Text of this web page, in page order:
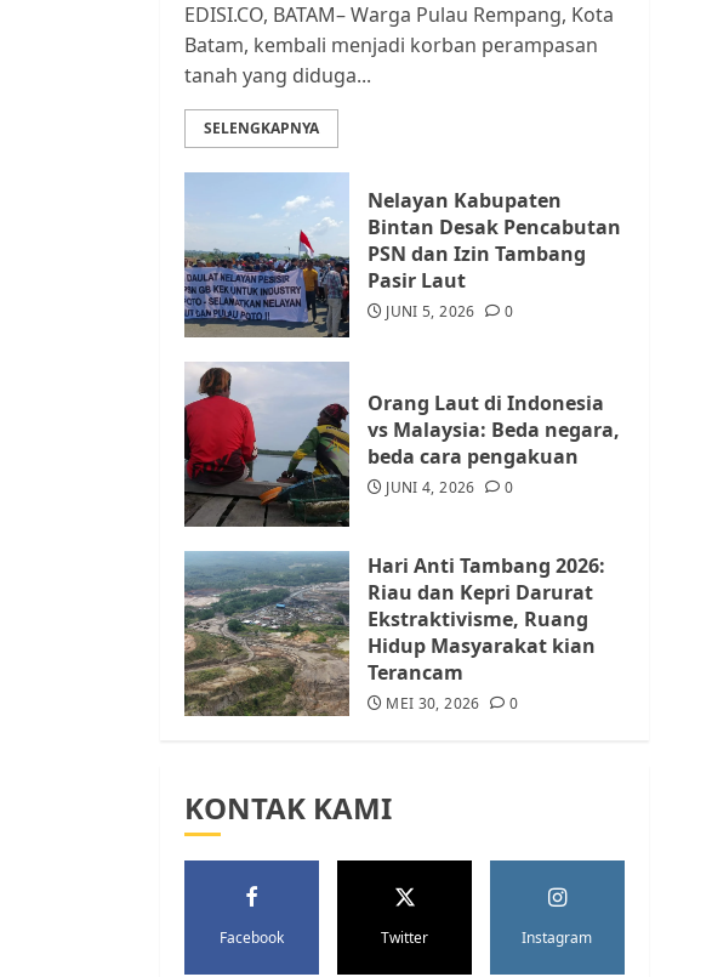
3
Datangi Pemko Batam,
Warga Rempang Protes
Lahan Mereka Diambil
4
Warga Rempang Ajukan
Audiensi dengan Wali
Kota Batam, Soroti
Aktivitas yang Resahkan
Warga
5
Tim Advokasi Desak BP
Batam Berhenti
Merampas Tanah Warga
Rempang
EDISI.CO, BATAM– Warga Pulau Rempang, Kota
Batam, kembali menjadi korban perampasan
tanah yang diduga...
SELENGKAPNYA
Nelayan Kabupaten
Bintan Desak Pencabutan
PSN dan Izin Tambang
Pasir Laut
JUNI 5, 2026 0
Orang Laut di Indonesia
vs Malaysia: Beda negara,
beda cara pengakuan
JUNI 4, 2026 0
Hari Anti Tambang 2026:
Riau dan Kepri Darurat
Ekstraktivisme, Ruang
Hidup Masyarakat kian
Terancam
MEI 30, 2026 0
KONTAK KAMI
Facebook Twitter Instagram